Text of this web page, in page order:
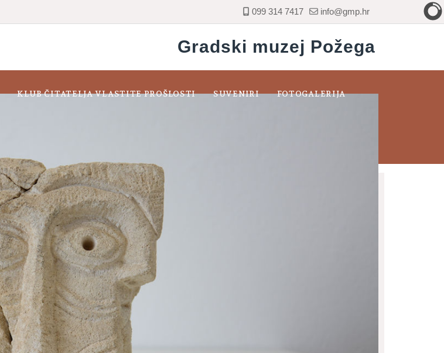
099 314 7417 info@gmp.hr
Gradski muzej Požega
KLUB ČITATELJA VLASTITE PROŠLOSTI SUVENIRI FOTOGALERIJA